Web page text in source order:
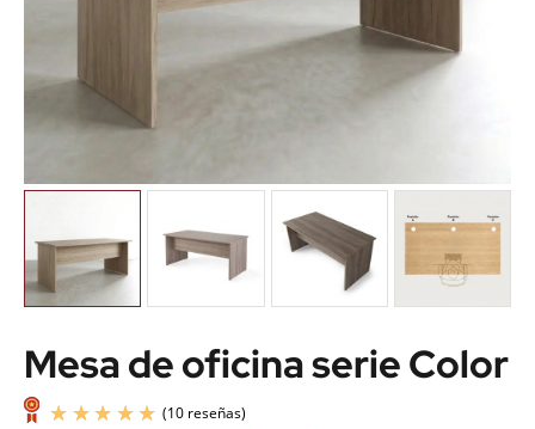
Mesa de oficina serie Color